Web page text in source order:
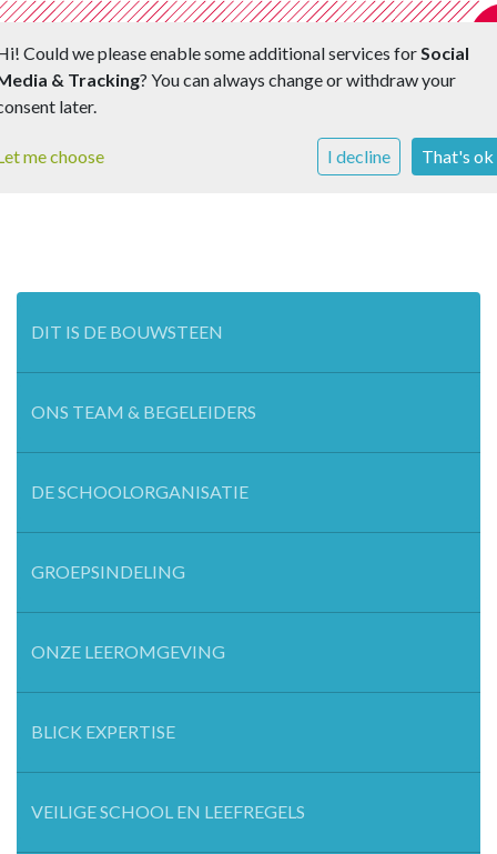
DIT IS DE BOUWSTEEN
ONS TEAM & BEGELEIDERS
DE SCHOOLORGANISATIE
GROEPSINDELING
ONZE LEEROMGEVING
BLICK EXPERTISE
VEILIGE SCHOOL EN LEEFREGELS
Could we please enable some additional services forSocial
& Tracking? You can always change or withdraw your
later.
me choose I decline That's ok